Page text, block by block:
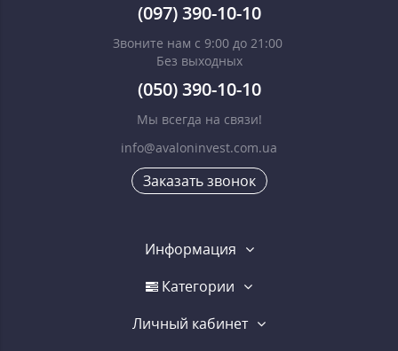
(097) 390-10-10
Звоните нам с 9:00 до 21:00
Без выходных
(050) 390-10-10
Мы всегда на связи!
info@avaloninvest.com.ua
Заказать звонок
Информация
Категории
Личный кабинет